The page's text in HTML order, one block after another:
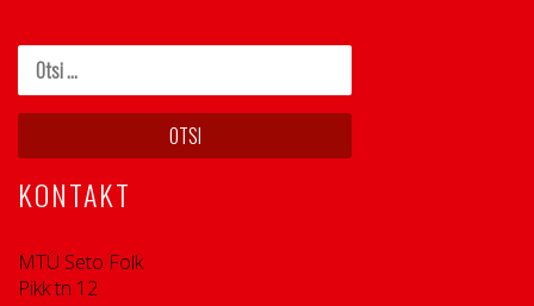
KONTAKT
MTÜ Seto Folk
Pikk tn 12